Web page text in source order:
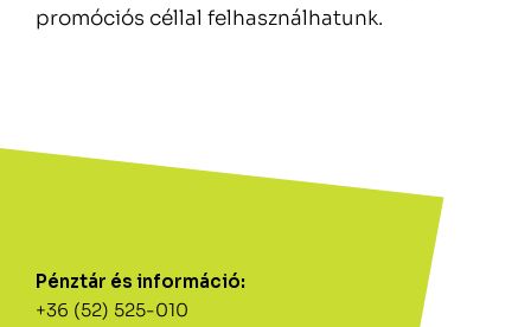
Pénztár és információ:
+36 (52) 525-010
promóciós céllal felhasználhatunk.